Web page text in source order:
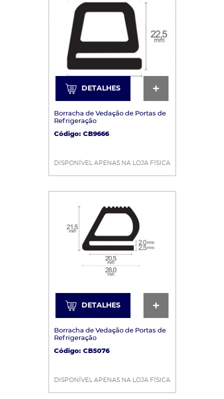
DETALHES
DETALHES
Borracha de Vedação de Portas de
Refrigeração
Código: CB9666
DISPONÍVEL APENAS NA LOJA FÍSICA
DETALHES
DETALHES
Borracha de Vedação de Portas de
Refrigeração
Código: CB5076
DISPONÍVEL APENAS NA LOJA FÍSICA